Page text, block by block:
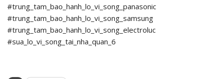
#trung_tam_bao_hanh_lo_vi_song_panasonic
#trung_tam_bao_hanh_lo_vi_song_samsung
#trung_tam_bao_hanh_lo_vi_song_electroluc
#sua_lo_vi_song_tai_nha_quan_6